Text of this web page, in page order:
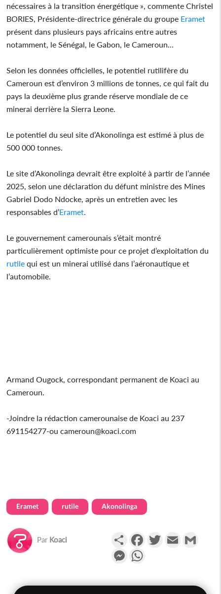
nécessaires à la transition énergétique », commente Christel
BORIES, Présidente-directrice générale du groupe Eramet
présent dans plusieurs pays africains entre autres
notamment, le Sénégal, le Gabon, le Cameroun…
Selon les données officielles, le potentiel rutilifère du
Cameroun est d’environ 3 millions de tonnes, ce qui fait du
pays la deuxième plus grande réserve mondiale de ce
minerai derrière la Sierra Leone.
Le potentiel du seul site d’Akonolinga est estimé à plus de
500 000 tonnes.
Le site d’Akonolinga devrait être exploité à partir de l’année
2025, selon une déclaration du défunt ministre des Mines
Gabriel Dodo Ndocke, après un entretien avec les
responsables d’Eramet
Le gouvernement camerounais s’était montré
particulièrement optimiste pour ce projet d’exploitation du
rutile qui est un minerai utilisé dans l’aéronautique et
l’automobile.
Armand Ougock, correspondant permanent de Koaci au
Cameroun.
-Joindre la rédaction camerounaise de Koaci au 237
691154277-ou cameroun@koaci.com
Eramet rutile Akonolinga
Par Koaci PartagerFacebookTwitterEmail
Messenger